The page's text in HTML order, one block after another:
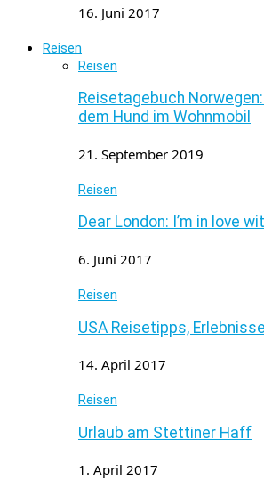
16. Juni 2017
Reisen
Reisen
Reisetagebuch
dem Hund im Wohnmobil
21. September 2019
Reisen
Dear London: I’m in love
6. Juni 2017
Reisen
USA Reisetipps,
14. April 2017
Reisen
Urlaub am Stettiner Haff
1. April 2017